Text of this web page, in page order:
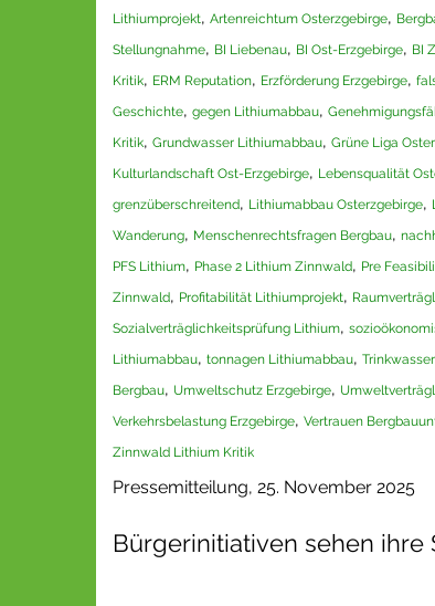
Lithiumprojekt, Artenreichtum Osterzgebirge,
Stellungnahme, BI Liebenau, BI Ost-Erzgebirge, BI
Kritik, ERM Reputation, Erzförderung Erzgebirge,
Geschichte, gegen Lithiumabbau,
Kritik, Grundwasser Lithiumabbau, Grüne Liga
Kulturlandschaft Ost-Erzgebirge, Lebensqualität
grenzüberschreitend, Lithiumabbau Osterzgebirge,
Wanderung, Menschenrechtsfragen Bergbau,
PFS Lithium, Phase 2 Lithium Zinnwald, Pre
Zinnwald, Profitabilität Lithiumprojekt,
Sozialverträglichkeitsprüfung Lithium,
Lithiumabbau, tonnagen Lithiumabbau,
Bergbau, Umweltschutz Erzgebirge,
Verkehrsbelastung Erzgebirge, Vertrauen
Zinnwald Lithium Kritik
Pressemitteilung, 25. November 2025
Bürgerinitiativen sehen